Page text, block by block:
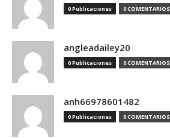
0 Publicaciones 0 COMENTARIOS
angleadailey20
0 Publicaciones 0 COMENTARIOS
anh66978601482
0 Publicaciones 0 COMENTARIOS